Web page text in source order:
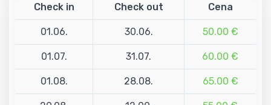
Check in Check out Cena
01.06. 30.06. 50.00 €
01.07. 31.07. 60.00 €
01.08. 28.08. 65.00 €